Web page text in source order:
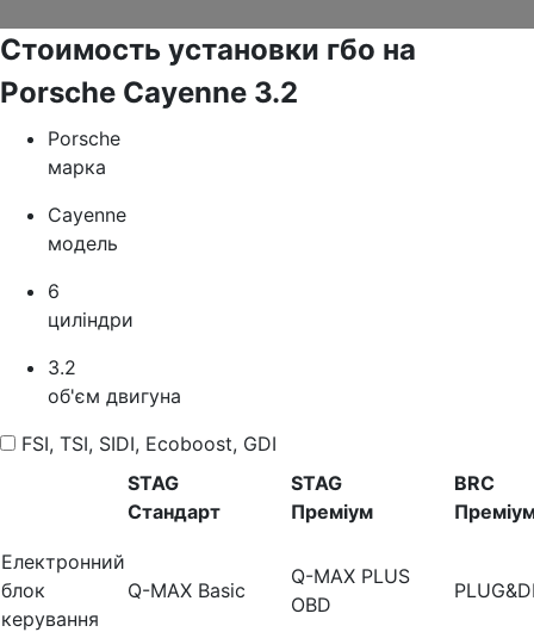
Стоимость установки гбо на
Porsche Cayenne 3.2
Porsche
марка
Cayenne
модель
6
циліндри
3.2
об'єм двигуна
FSI, TSI, SIDI, Ecoboost, GDI
STAG
Стандарт
STAG
Преміум
BRC
Електронний
блок
керування
Q-MAX Basic
Q-MAX PLUS
OBD